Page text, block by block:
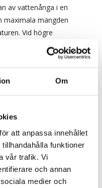
Om
att anpassa innehållet
funktioner
vår trafik. Vi
och annan
medier och
av vattenånga i en
maximala mängden
Vid högre
vattenånga innan det
vid lägre
är därför tre till
jämfört med vintern.
vatten avdunstar i
30g/m³ och vid 70°C